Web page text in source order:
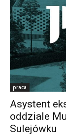
praca
Asystent
oddziale
Sulejówku